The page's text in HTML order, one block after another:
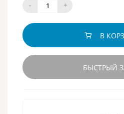
-
+
В
БЫСТРЫЙ